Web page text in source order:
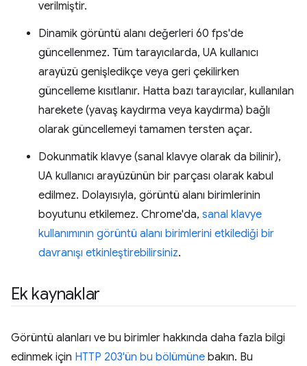
verilmiştir.
Dinamik görüntü alanı değerleri 60 fps'de
güncellenmez. Tüm tarayıcılarda, UA kullanıcı
arayüzü genişledikçe veya geri çekilirken
güncelleme kısıtlanır. Hatta bazı tarayıcılar, kullanılan
harekete (yavaş kaydırma veya kaydırma) bağlı
olarak güncellemeyi tamamen tersten açar.
Dokunmatik klavye (sanal klavye olarak da bilinir),
UA kullanıcı arayüzünün bir parçası olarak kabul
edilmez. Dolayısıyla, görüntü alanı birimlerinin
boyutunu etkilemez. Chrome'da, sanal klavye
kullanımının görüntü alanı birimlerini etkilediği bir
davranışı etkinleştirebilirsiniz.
Ek kaynaklar
Görüntü alanları ve bu birimler hakkında daha fazla bilgi
edinmek için HTTP 203'ün bu bölümüne bakın. Bu